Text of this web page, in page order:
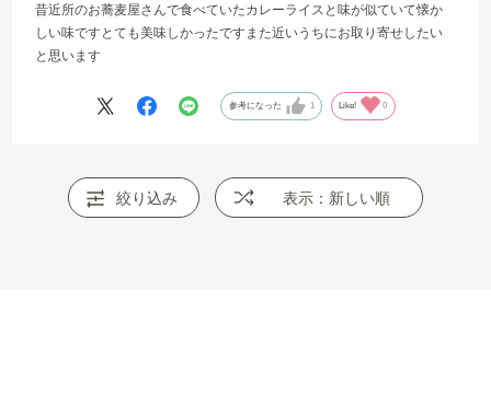
昔近所のお蕎麦屋さんで食べていたカレーライスと味が似ていて懐か
しい味ですとても美味しかったですまた近いうちにお取り寄せしたい
と思います
参考になった 1 Like! 0
絞り込み 表示：新しい順